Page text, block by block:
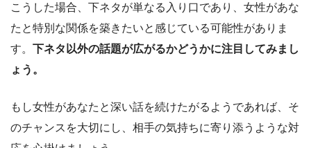
こうした場合、下ネタが単なる入り口であり、女性があな
たと特別な関係を築きたいと感じている可能性がありま
す。 下ネタ以外の話題が広がるかどうかに注目してみまし
ょう。
もし女性があなたと深い話を続けたがるようであれば、そ
のチャンスを大切にし、相手の気持ちに寄り添うような対